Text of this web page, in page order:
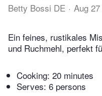
Betty Bossi DE Aug 27
Ein feines, rustikales
und Ruchmehl, perfekt
Cooking: 20 minutes
Serves: 6 persons